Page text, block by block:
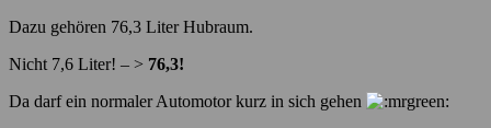
Dazu gehören 76,3 Liter Hubraum.
Nicht 7,6 Liter! – > 76,3!
Da darf ein normaler Automotor kurz in sich gehen